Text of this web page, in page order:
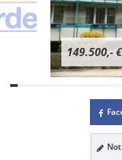
149.500,- €